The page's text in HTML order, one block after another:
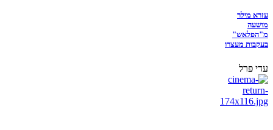
עזרא מילר
מושעה
מ"הפלאש"
בעקבות מעצרו
עדי פרל